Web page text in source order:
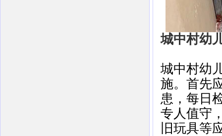
城中村幼
城中村幼
施。首先
患，每日
专人值守
旧玩具等